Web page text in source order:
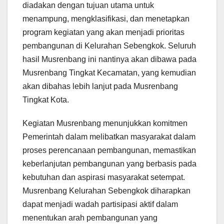
diadakan dengan tujuan utama untuk
menampung, mengklasifikasi, dan menetapkan
program kegiatan yang akan menjadi prioritas
pembangunan di Kelurahan Sebengkok. Seluruh
hasil Musrenbang ini nantinya akan dibawa pada
Musrenbang Tingkat Kecamatan, yang kemudian
akan dibahas lebih lanjut pada Musrenbang
Tingkat Kota.
Kegiatan Musrenbang menunjukkan komitmen
Pemerintah dalam melibatkan masyarakat dalam
proses perencanaan pembangunan, memastikan
keberlanjutan pembangunan yang berbasis pada
kebutuhan dan aspirasi masyarakat setempat.
Musrenbang Kelurahan Sebengkok diharapkan
dapat menjadi wadah partisipasi aktif dalam
menentukan arah pembangunan yang